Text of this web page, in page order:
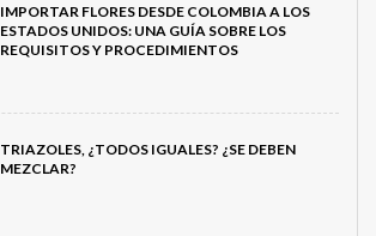
IMPORTAR FLORES DESDE COLOMBIA A LOS
ESTADOS UNIDOS: UNA GUÍA SOBRE LOS
REQUISITOS Y PROCEDIMIENTOS
TRIAZOLES, ¿TODOS IGUALES? ¿SE DEBEN
MEZCLAR?